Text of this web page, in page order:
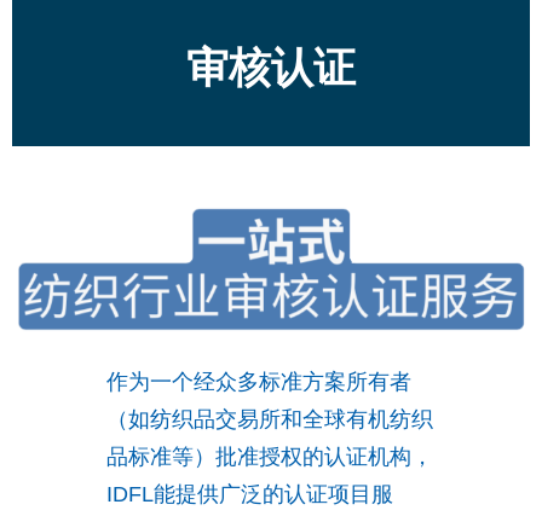
审核认证
作为一个经众多标准方案所有者
（如纺织品交易所和全球有机纺织
品标准等）批准授权的认证机构，
IDFL能提供广泛的认证项目服